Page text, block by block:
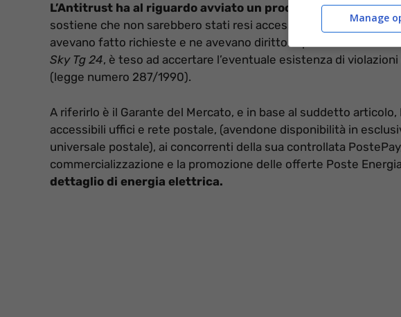
L’Antitrust ha al riguardo avviato un procedimento,dopo
sostiene che non sarebbero stati resi accessibili beni o servizi a
avevano fatto richieste e ne avevano diritto. Il procedimento nei
Sky Tg 24, è teso ad accertare l’eventuale esistenza di
(legge numero 287/1990).
A riferirlo è il Garante del Mercato, e in base al suddetto
accessibili uffici e rete postale, (avendone disponibilità in
universale postale), ai concorrenti della sua controllata
commercializzazione e la promozione delle offerte Poste
dettaglio di energia elettrica.
Manage